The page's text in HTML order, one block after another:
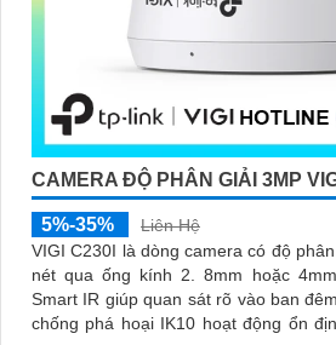
CAMERA ĐỘ PHÂN GIẢI 3MP
5%-35%
Liên Hệ
VIGI C230I là dòng camera có độ
nét qua ống kính 2. 8mm hoặc
Smart IR giúp quan sát rõ vào ban
chống phá hoại IK10 hoạt động ổn